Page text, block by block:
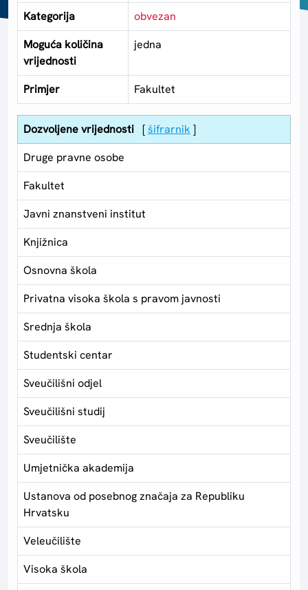
Kategorija
obvezan
Moguća količina
vrijednosti
jedna
Primjer Fakultet
Dozvoljene vrijednosti[šifrarnik ]
Druge pravne osobe
Fakultet
Javni znanstveni institut
Knjižnica
Osnovna škola
Privatna visoka škola s pravom javnosti
Srednja škola
Studentski centar
Sveučilišni odjel
Sveučilišni studij
Sveučilište
Umjetnička akademija
Ustanova od posebnog značaja za Republiku
Hrvatsku
Veleučilište
Visoka škola